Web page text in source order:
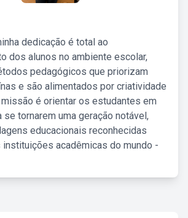
dedicação é total ao
dos alunos no ambiente escolar,
pedagógicos que priorizam
e são alimentados por criatividade
é orientar os estudantes em
se tornarem uma geração notável,
educacionais reconhecidas
acadêmicas do mundo -